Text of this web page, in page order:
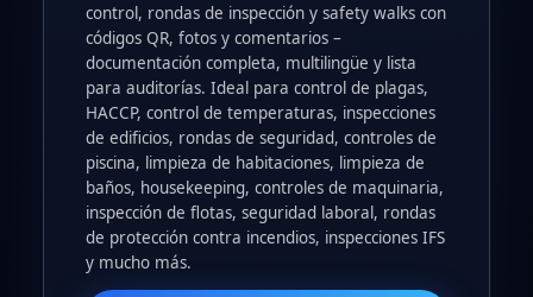
control, rondas de inspección y safety walks con
códigos QR, fotos y comentarios –
documentación completa, multilingüe y lista
para auditorías. Ideal para control de plagas,
HACCP, control de temperaturas, inspecciones
de edificios, rondas de seguridad, controles de
piscina, limpieza de habitaciones, limpieza de
baños, housekeeping, controles de maquinaria,
inspección de flotas, seguridad laboral, rondas
de protección contra incendios, inspecciones IFS
y mucho más.